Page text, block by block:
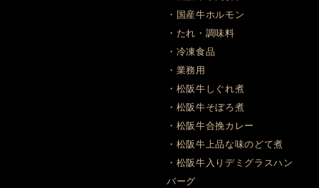
・国産牛ホルモン
・たれ・調味料
・冷凍食品
・業務用
・松阪牛しぐれ煮
・松阪牛そぼろ煮
・松阪牛合挽カレー
・松阪牛上品な味のどて煮
・松阪牛入りデミグラスハン
バーグ